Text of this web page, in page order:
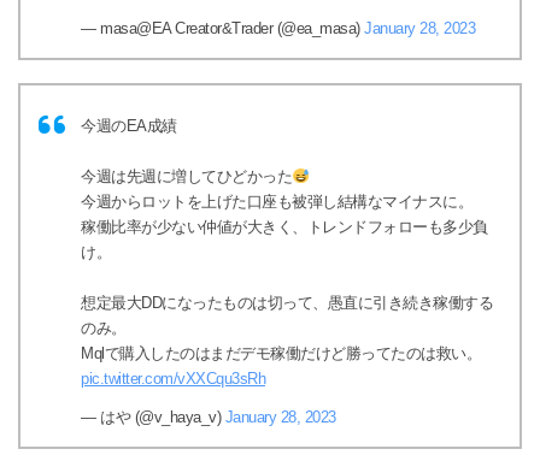
— masa@EA Creator&Trader (@ea_masa) January 28, 2023
今週のEA成績
今週は先週に増してひどかった
今週からロットを上げた口座も被弾し結構なマイナスに。
稼働比率が少ない仲値が大きく、トレンドフォローも多少負
け。
想定最大DDになったものは切って、愚直に引き続き稼働する
のみ。
Mqlで購入したのはまだデモ稼働だけど勝ってたのは救い。
pic.twitter.com/vXXCqu3sRh
— はや (@v_haya_v) January 28, 2023